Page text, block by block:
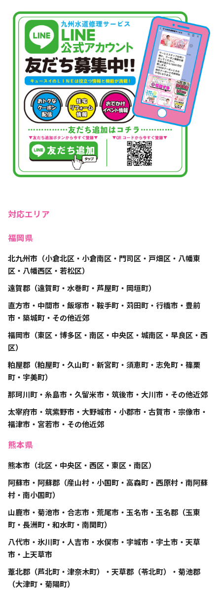
対応エリア
福岡県
北九州市（小倉北区・小倉南区・門司区・戸畑区・八幡東
区・八幡西区・若松区）
遠賀郡（遠賀町・水巻町・芦屋町・岡垣町）
直方市・中間市・飯塚市・鞍手町・苅田町・行橋市・豊前
市・築城町・その他近郊
福岡市（東区・博多区・南区・中央区・城南区・早良区・西
区）
粕屋郡（粕屋町・久山町・新宮町・須恵町・志免町・篠栗
町・宇美町）
那珂川町・糸島市・久留米市・筑後市・大川市・その他近郊
太宰府市・筑紫野市・大野城市・小郡市・古賀市・宗像市・
福津市・宮若市・その他近郊
熊本県
熊本市（北区・中央区・西区・東区・南区）
阿蘇市・阿蘇郡（産山村・小国町・高森町・西原村・南阿蘇
村・南小国町）
山鹿市・菊池市・合志市・荒尾市・玉名市・玉名郡（玉東
町・長洲町・和水町・南関町）
八代市・氷川町・人吉市・水俣市・宇城市・宇土市・天草
市・上天草市
葦北郡（芦北町・津奈木町）・天草郡（苓北町）・菊池郡
（大津町・菊陽町）